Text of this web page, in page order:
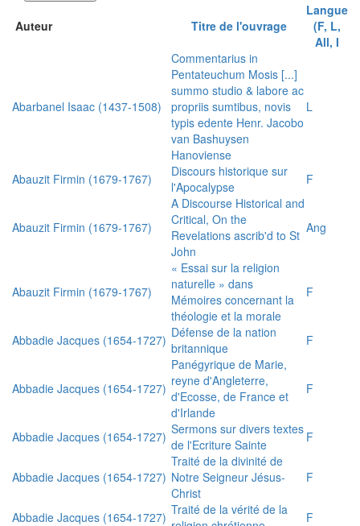
Auteur Titre de l'ouvrage
Langue
(F, L,
All, I
Abarbanel Isaac (1437-1508)
Commentarius in
Pentateuchum Mosis [...]
summo studio & labore ac
propriis sumtibus, novis
typis edente Henr. Jacobo
van Bashuysen
Hanoviense
L
Abauzit Firmin (1679-1767)
Discours historique sur
l'Apocalypse
F
Abauzit Firmin (1679-1767)
A Discourse Historical and
Critical, On the
Revelations ascrib'd to St
John
Ang
Abauzit Firmin (1679-1767)
« Essai sur la religion
naturelle » dans
Mémoires concernant la
théologie et la morale
F
Abbadie Jacques (1654-1727) Défense de la nation
britannique
F
Abbadie Jacques (1654-1727)
Panégyrique de Marie,
reyne d'Angleterre,
d'Ecosse, de France et
d'Irlande
F
Abbadie Jacques (1654-1727) Sermons sur divers textes
de l'Ecriture Sainte
F
Abbadie Jacques (1654-1727)
Traité de la divinité de
Notre Seigneur Jésus-
Christ
F
Abbadie Jacques (1654-1727) Traité de la vérité de la
F